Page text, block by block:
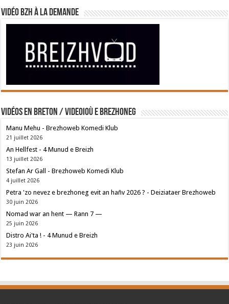
Vidéo BZH à la demande
Vidéos en breton / Videoioù e brezhoneg
Manu Mehu - Brezhoweb Komedi Klub
21 juillet 2026
An Hellfest - 4 Munud e Breizh
13 juillet 2026
Stefan Ar Gall - Brezhoweb Komedi Klub
4 juillet 2026
Petra 'zo nevez e brezhoneg evit an hañv 2026 ? - Deiziataer Brezhoweb
30 juin 2026
Nomad war an hent — Rann 7 —
25 juin 2026
Distro Ai'ta ! - 4 Munud e Breizh
23 juin 2026